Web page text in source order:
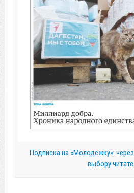
Подписка на «Молодежку»:
выбору